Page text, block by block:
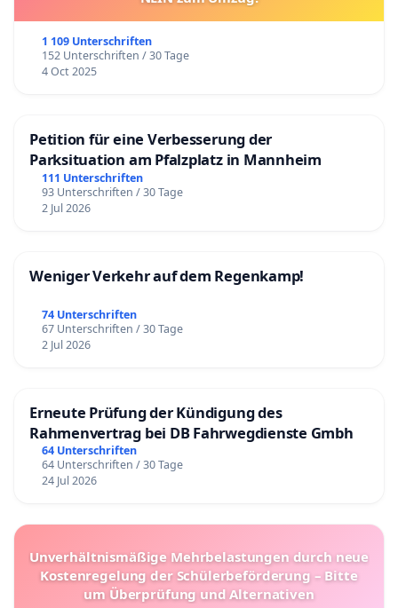
1 109 Unterschriften
152 Unterschriften / 30 Tage
4 Oct 2025
Petition für eine Verbesserung der
Parksituation am Pfalzplatz in Mannheim
111 Unterschriften
93 Unterschriften / 30 Tage
2 Jul 2026
Weniger Verkehr auf dem Regenkamp!
74 Unterschriften
67 Unterschriften / 30 Tage
2 Jul 2026
Erneute Prüfung der Kündigung des
Rahmenvertrag bei DB Fahrwegdienste Gmbh
64 Unterschriften
64 Unterschriften / 30 Tage
24 Jul 2026
Unverhältnismäßige Mehrbelastungen durch neue
Kostenregelung der Schülerbeförderung – Bitte
um Überprüfung und Alternativen